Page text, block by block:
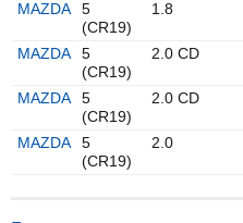
MAZDA
5
(CR19)
1.8
MAZDA
5
(CR19)
2.0 CD
MAZDA
5
(CR19)
2.0 CD
MAZDA
5
(CR19)
2.0